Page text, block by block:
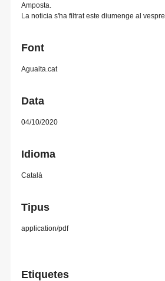
Amposta.
La noticia s'ha filtrat este diumenge al vespre.
Font
Aguaita.cat
Data
04/10/2020
Idioma
Català
Tipus
application/pdf
Etiquetes